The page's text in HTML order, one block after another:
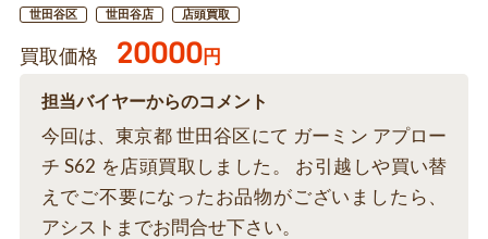
世田谷区 世田谷店 店頭買取
買取価格 20000円
担当バイヤーからのコメント
今回は、東京都 世田谷区にて ガーミン アプロー
チ S62 を店頭買取しました。 お引越しや買い替
えでご不要になったお品物がございましたら、
アシストまでお問合せ下さい。